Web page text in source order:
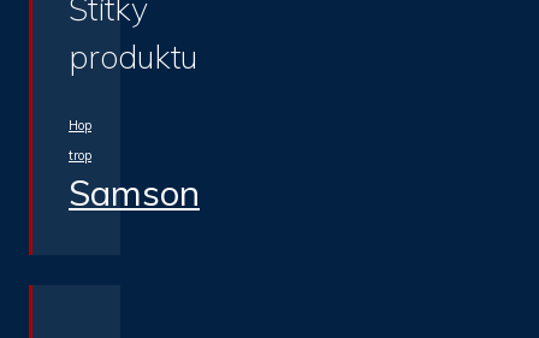
Štítky
produktu
Hop
trop
Samson